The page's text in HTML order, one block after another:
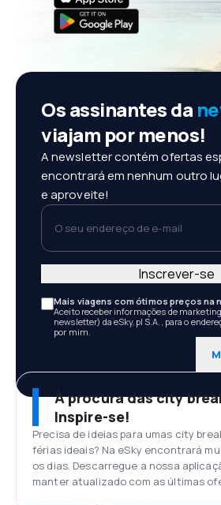
Os assinantes da
viajam por menos!
A newsletter contém ofertas
encontrará em nenhum outro
e aproveite!
O seu endereço de e-mail
Mais viagens com ótimos preços na
Aceito receber informações de
newsletter) da eSky.pl S.A., para o
por mim.
Inscrever-se
À procura das city
Inspire-se!
Precisa de ideias para umas city
férias ideais? Na eSky encontrará
os dias. Descarregue a nossa
manter atualizado com as últimas